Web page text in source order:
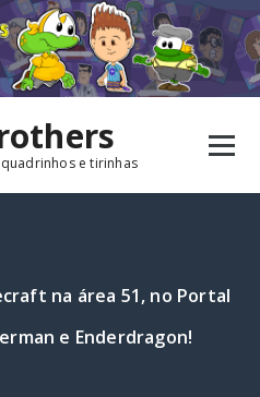
e tirinhas
na área 51, no Portal
e Enderdragon!